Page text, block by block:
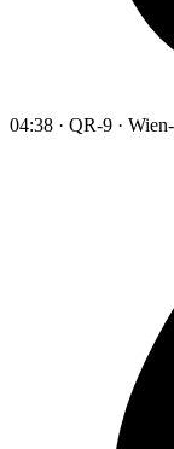
04:38 · QR-9 ·